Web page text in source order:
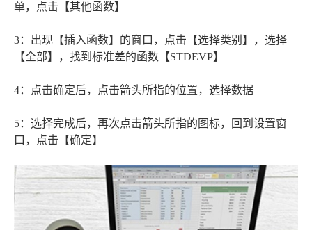
单，点击【其他函数】
3：出现【插入函数】的窗口，点击【选择类别】，选择
【全部】，找到标准差的函数【STDEVP】
4：点击确定后，点击箭头所指的位置，选择数据
5：选择完成后，再次点击箭头所指的图标，回到设置窗
口，点击【确定】